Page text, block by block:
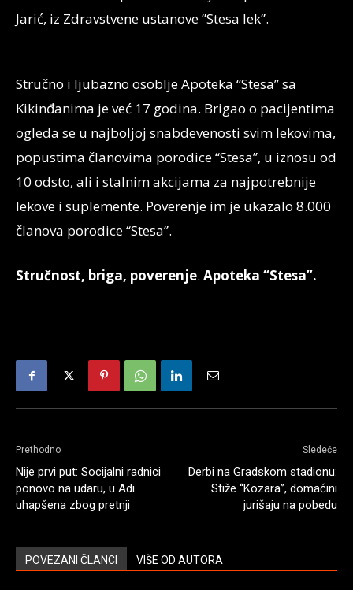
Jarić, iz Zdravstvene ustanove ”Stesa lek”.
Stručno i ljubazno osoblje Apoteka “Stesa” sa
Kikinđanima je već 17 godina. Brigao o pacijentima
ogleda se u najboljoj snabdevenosti svim lekovima,
popustima članovima porodice “Stesa”, u iznosu od
10 odsto, ali i stalnim akcijama za najpotrebnije
lekove i suplemente. Poverenje im je ukazalo 8.000
članova porodice “Stesa”.
Stručnost, briga, poverenje. Apoteka “Stesa”.
Prethodno
Nije prvi put: Socijalni radnici
ponovo na udaru, u Adi
uhapšena zbog pretnji
Sledeće
Derbi na Gradskom stadionu:
Stiže “Kozara”, domaćini
jurišaju na pobedu
POVEZANI ČLANCI VIŠE OD AUTORA